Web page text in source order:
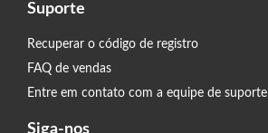
Suporte
Recuperar o código de registro
FAQ de vendas
Entre em contato com a equipe de suporte